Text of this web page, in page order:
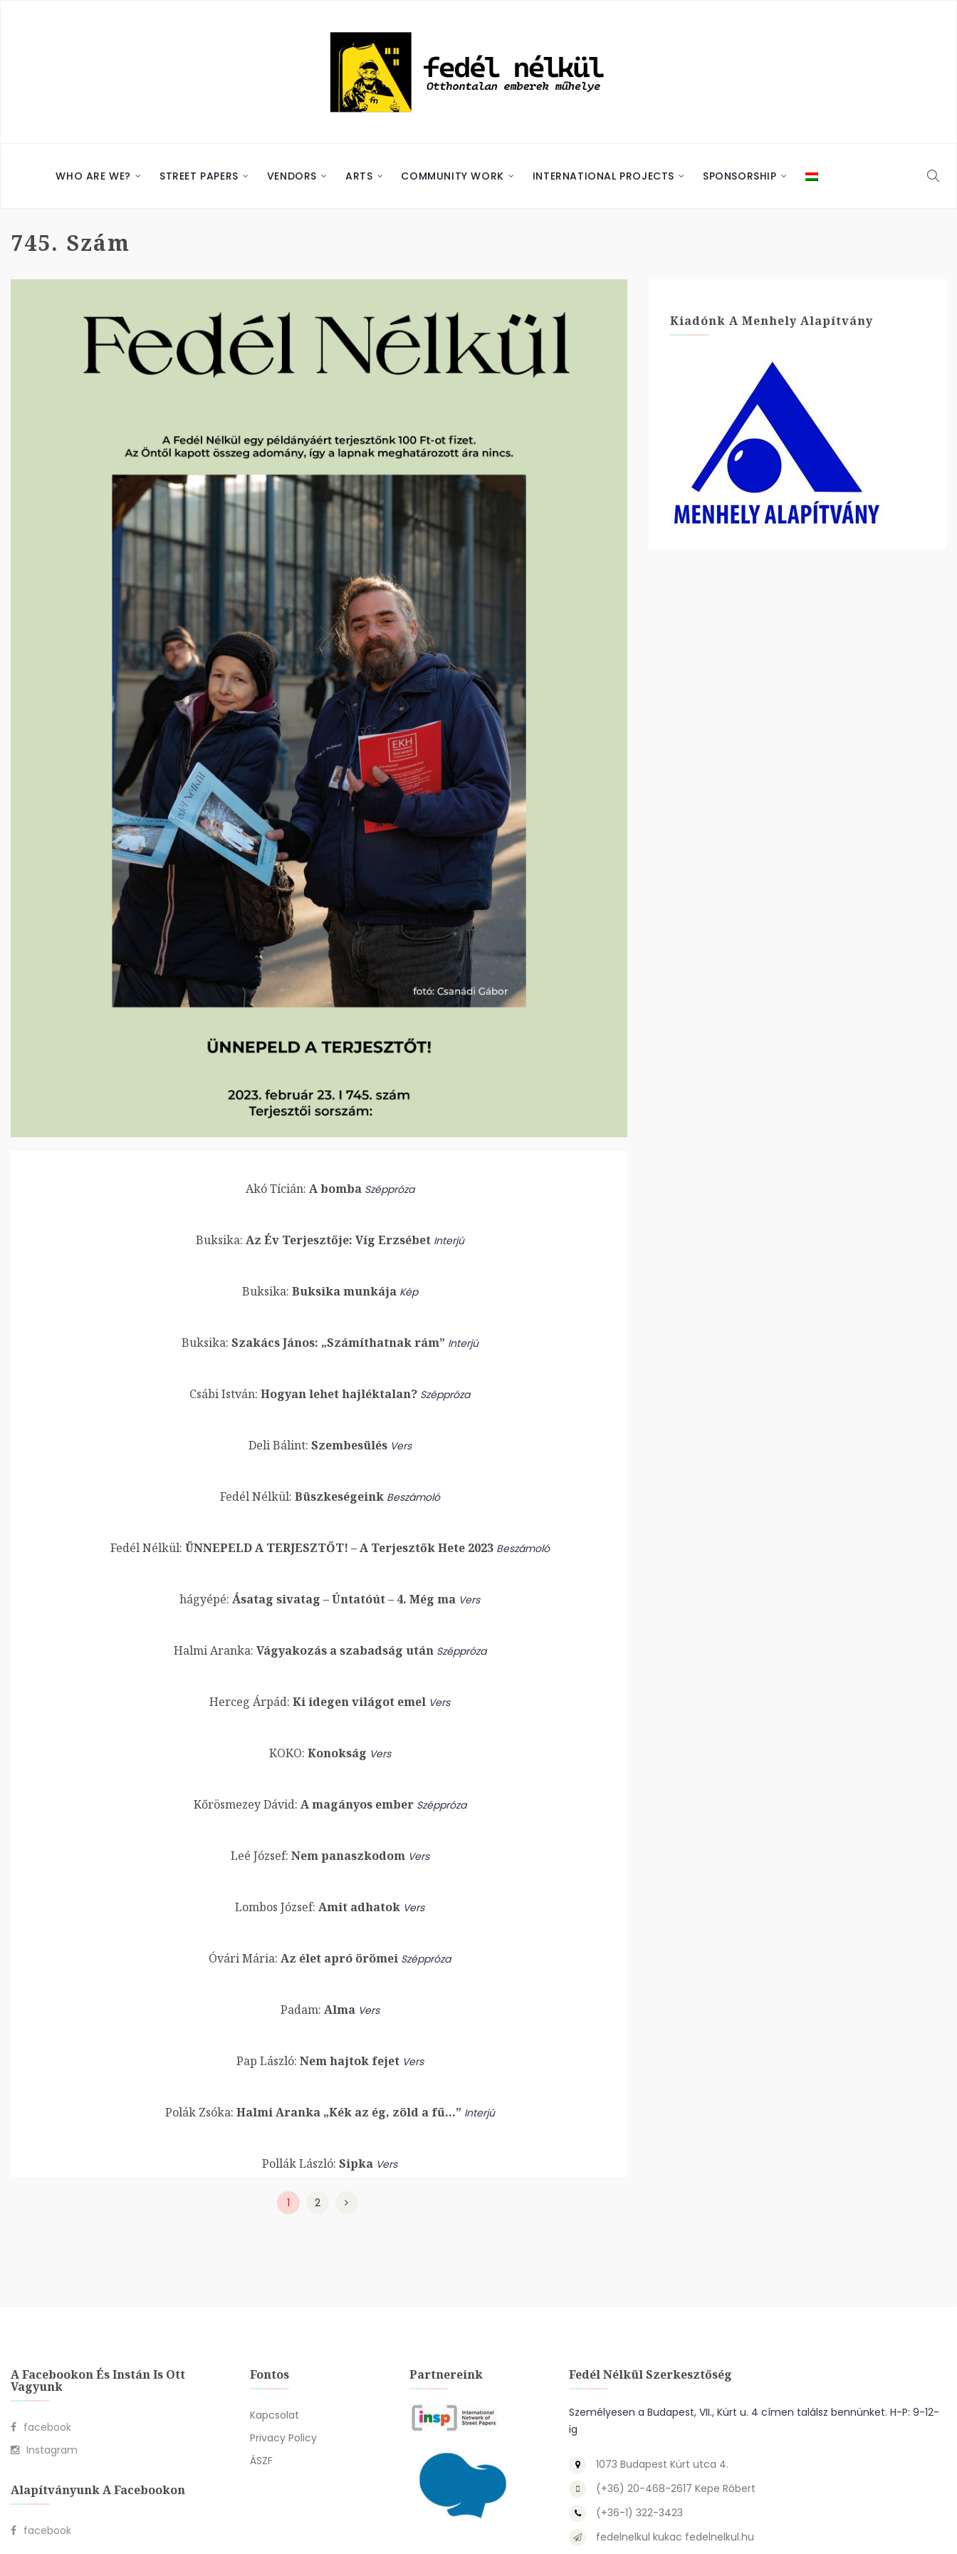
WHO ARE WE? STREET PAPERS VENDORS ARTS COMMUNITY WORK INTERNATIONAL PROJECTS SPONSORSHIP
745. Szám
Akó Tícián: A bomba Széppróza
Buksika: Az Év Terjesztője: Víg Erzsébet Interjú
Buksika: Buksika munkája Kép
Buksika: Szakács János: „Számíthatnak rám” Interjú
Csábi István: Hogyan lehet hajléktalan? Széppróza
Deli Bálint: Szembesülés Vers
Fedél Nélkül: Büszkeségeink Beszámoló
Fedél Nélkül: ÜNNEPELD A TERJESZTŐT! – A Terjesztők Hete 2023 Beszámoló
hágyépé: Ásatag sivatag – Úntatóút – 4. Még ma Vers
Halmi Aranka: Vágyakozás a szabadság után Széppróza
Herceg Árpád: Ki idegen világot emel Vers
KOKO: Konokság Vers
Kőrösmezey Dávid: A magányos ember Széppróza
Leé József: Nem panaszkodom Vers
Lombos József: Amit adhatok Vers
Óvári Mária: Az élet apró örömei Széppróza
Padam: Alma Vers
Pap László: Nem hajtok fejet Vers
Polák Zsóka: Halmi Aranka „Kék az ég, zöld a fű…” Interjú
Pollák László: Sipka Vers
1 2
Kiadónk A Menhely Alapítvány
A Facebookon És Instán Is Ott
Vagyunk
facebook
Instagram
Alapítványunk A Facebookon
facebook
Fontos
Kapcsolat
Privacy Policy
ÁSZF
Partnereink Fedél Nélkül Szerkesztőség
Személyesen a Budapest, VII., Kürt u. 4 címen találsz bennünket. H-P: 9-12-
ig
1073 Budapest Kürt utca 4.
(+36) 20-468-2617 Kepe Róbert
(+36-1) 322-3423
fedelnelkul kukac fedelnelkul.hu